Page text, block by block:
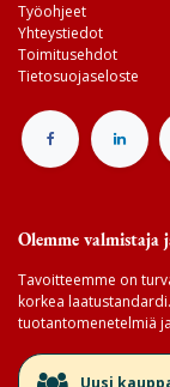
Työohjeet
Yhteystiedot
Toimitusehdot
Tietosuojaseloste
Olemme
Tavoitteemme on
korkea
tuotantomenetelmiä
​Uusi